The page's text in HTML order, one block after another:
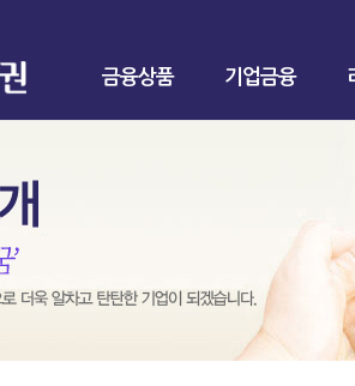
금융상품 기업금융